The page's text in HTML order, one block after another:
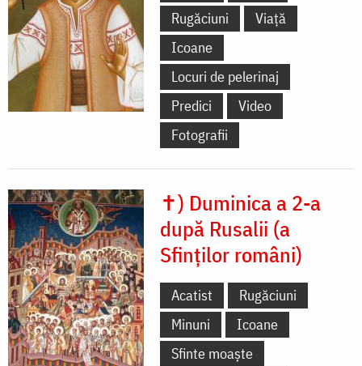
Rugăciuni
Viață
Icoane
Locuri de pelerinaj
Predici
Video
Fotografii
✝) Duminica a 2-a
după Rusalii (a
Sfinților români)
Acatist
Rugăciuni
Minuni
Icoane
Sfinte moaște